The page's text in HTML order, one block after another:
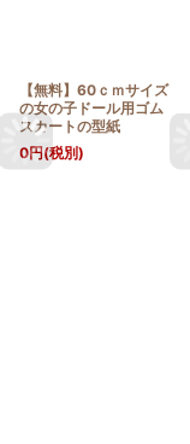
【無料】60ｃｍサイズ
の女の子ドール用ゴム
スカートの型紙
0円(税別)